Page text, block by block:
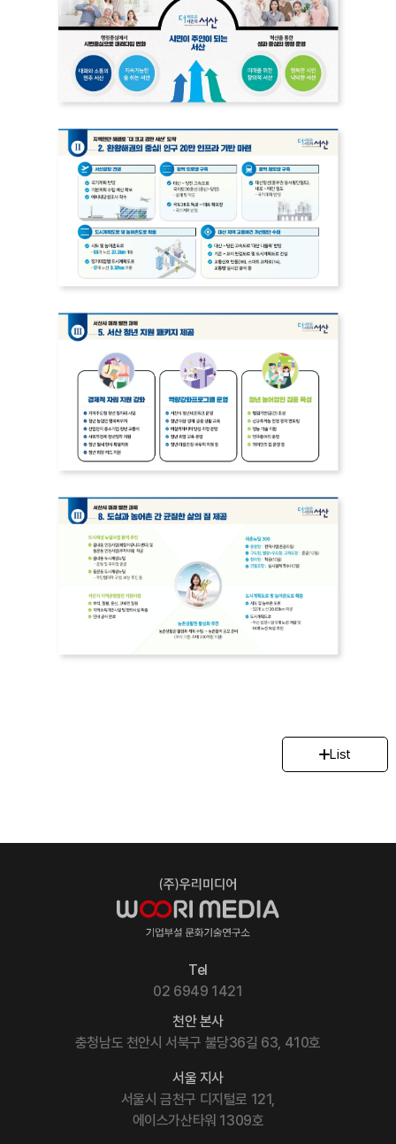
List
천안 본사
충청남도 천안시 서북구 불당36길 63, 410호
Tel
02 6949 1421
서울 지사
서울시 금천구 디지털로 121,
에이스가산타워 1309호